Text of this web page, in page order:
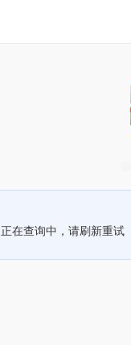
正在查询中，请刷新重试